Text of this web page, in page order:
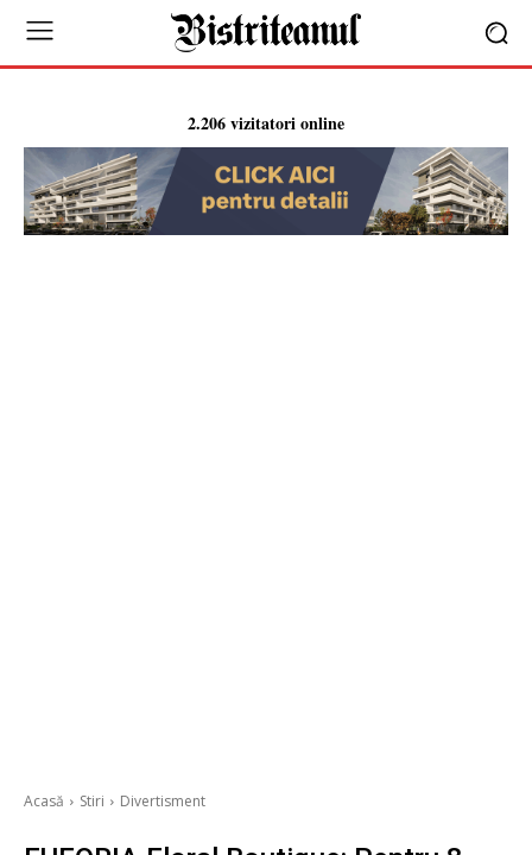
2.206 vizitatori online
Acasă Stiri Divertisment